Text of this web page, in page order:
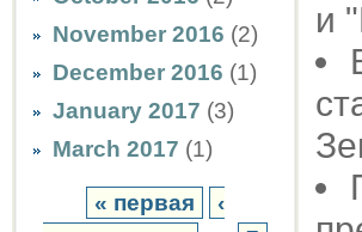
November 2016 (2)
December 2016 (1)
January 2017 (3)
March 2017 (1)
« первая
‹
и